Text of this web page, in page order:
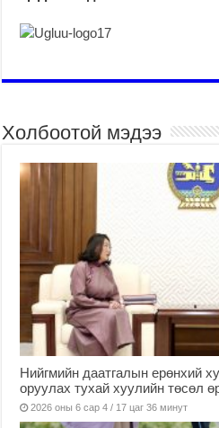
Холбоотой мэдээ
Нийгмийн даатгалын ерөнхий
оруулах тухай хуулийн төсөл
2026 оны 6 сар 4 / 17 цаг 36 минут